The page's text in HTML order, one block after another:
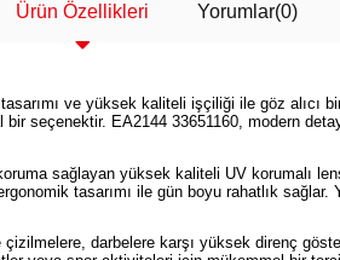
Ürün Özellikleri Yorumlar(0)
ve yüksek kaliteli işçiliği ile göz alıcı
seçenektir. EA2144 33651160, modern
sağlayan yüksek kaliteli UV korumalı
tasarımı ile gün boyu rahatlık
darbelere karşı yüksek direnç